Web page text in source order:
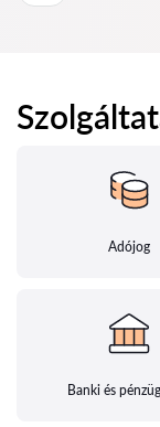
Adójog
Banki és